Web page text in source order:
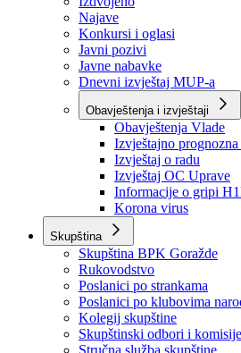
Aktuelno
Sve vijesti
Izdvojeno
Najave
Konkursi i oglasi
Javni pozivi
Javne nabavke
Dnevni izvještaj MUP-a
Obavještenja i izvještaji
Obavještenja Vlade
Izvještajno prognozna
Izvještaj o radu
Izvještaj OC Uprave
Informacije o gripi
Korona virus
Skupština
Skupština BPK Goražde
Rukovodstvo
Poslanici po strankama
Poslanici po klubovima